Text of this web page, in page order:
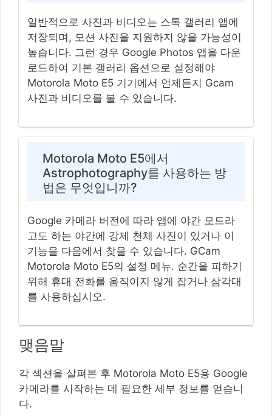
일반적으로 사진과 비디오는 스톡 갤러리 앱에
저장되며, 모션 사진을 지원하지 않을 가능성이
높습니다. 그런 경우 Google Photos 앱을 다운
로드하여 기본 갤러리 옵션으로 설정해야
Motorola Moto E5 기기에서 언제든지 Gcam
사진과 비디오를 볼 수 있습니다.
Motorola Moto E5에서
Astrophotography를 사용하는 방
법은 무엇입니까?
Google 카메라 버전에 따라 앱에 야간 모드라
고도 하는 야간에 강제 천체 사진이 있거나 이
기능을 다음에서 찾을 수 있습니다. GCam
Motorola Moto E5의 설정 메뉴. 순간을 피하기
위해 휴대 전화를 움직이지 않게 잡거나 삼각대
를 사용하십시오.
맺음말
각 섹션을 살펴본 후 Motorola Moto E5용 Google
카메라를 시작하는 데 필요한 세부 정보를 얻습니
다.